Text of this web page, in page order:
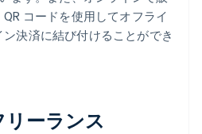
コードを使用してオフライ
決済に結び付けることができ
ーランス